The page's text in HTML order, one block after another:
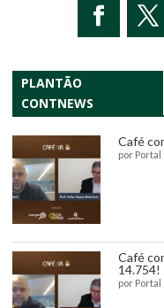
PLANTÃO
CONTNEWS
Café
por Portal
Café
14.754!
por Portal